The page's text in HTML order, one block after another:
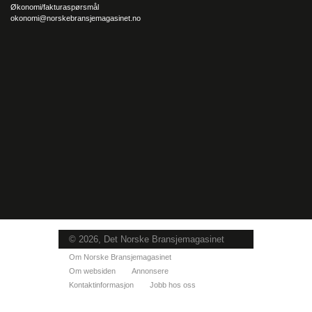
Økonomi/fakturaspørsmål
okonomi@norskebransjemagasinet.no
© 2026, Det Norske Bransjemagasinet
Om Norske Bransjemagasinet
Om websiden
Annonsere
Kontaktinformasjon
Jobb hos oss